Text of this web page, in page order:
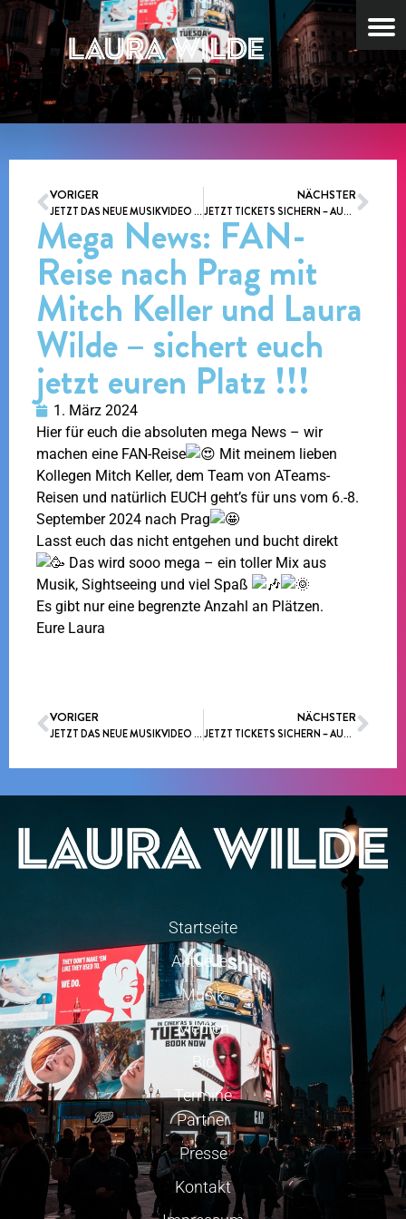
VORIGER
JETZT DAS NEUE MUSIKVIDEO ZU “TELEPATHIE” ANSCHAUEN !!!
NÄCHSTER
JETZT TICKETS SICHERN – AUF IN EINE NEUE RUNDE – “LAURA WILDE MEETS AUTOHAUS PÖSCHL 2.0” IM MUSIKTHEATER REX BENSHEIM
Mega News: FAN-
Reise nach Prag mit
Mitch Keller und Laura
Wilde – sichert euch
jetzt euren Platz !!!
1. März 2024
Hier für euch die absoluten mega News – wir
machen eine FAN-Reise
Mit meinem lieben
Kollegen Mitch Keller, dem Team von ATeams-
Reisen und natürlich EUCH geht’s für uns vom 6.-8.
September 2024 nach Prag
Lasst euch das nicht entgehen und bucht direkt
Das wird sooo mega – ein toller Mix aus
Musik, Sightseeing und viel Spaß
Es gibt nur eine begrenzte Anzahl an Plätzen.
Eure Laura
VORIGER
JETZT DAS NEUE MUSIKVIDEO ZU “TELEPATHIE” ANSCHAUEN !!!
NÄCHSTER
JETZT TICKETS SICHERN – AUF IN EINE NEUE RUNDE – “LAURA WILDE MEETS AUTOHAUS PÖSCHL 2.0” IM MUSIKTHEATER REX BENSHEIM
Startseite
Aktuelles
Musik
Medien
Bio
Termine
Partner
Presse
Kontakt